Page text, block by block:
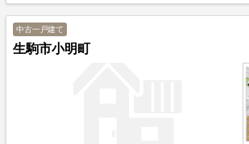
中古一戸建て
生駒市小明町